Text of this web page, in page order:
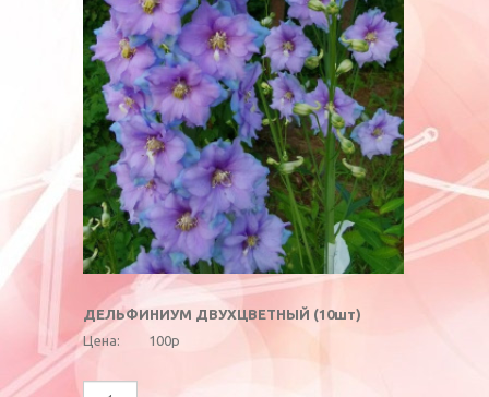
ДЕЛЬФИНИУМ ДВУХЦВЕТНЫЙ (10шт)
Цена:
100р